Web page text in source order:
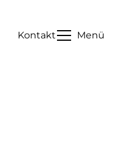
Kontakt Menü